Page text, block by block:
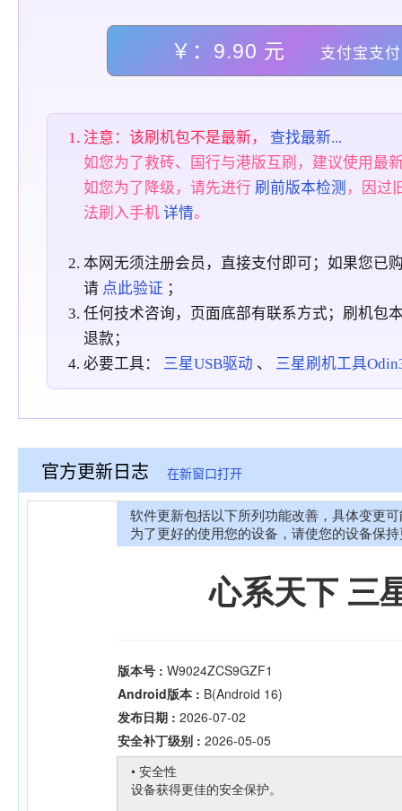
￥：9.90 元 支付宝支付
注意：该刷机包不是最新， 查找最新...
如您为了救砖、国行与港版互刷，建议使用最
如您为了降级，请先进行 刷前版本检测 ，因过
法刷入手机详情。
本网无须注册会员，直接支付即可；如果您已
请 点此验证 ；
任何技术咨询，页面底部有联系方式；刷机包
退款；
必要工具： 三星USB驱动 、 三星刷机工具
官方更新日志 在新窗口打开